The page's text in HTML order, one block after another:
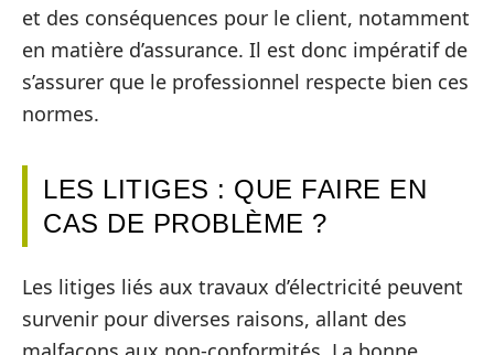
et des conséquences pour le client, notamment
en matière d’assurance. Il est donc impératif de
s’assurer que le professionnel respecte bien ces
normes.
LES LITIGES : QUE FAIRE EN
CAS DE PROBLÈME ?
Les litiges liés aux travaux d’électricité peuvent
survenir pour diverses raisons, allant des